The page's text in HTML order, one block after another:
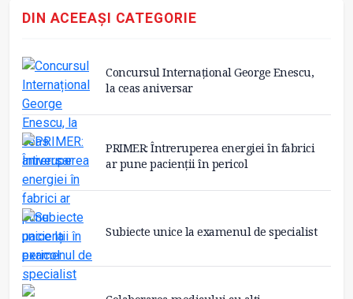
DIN ACEEAȘI CATEGORIE
Concursul Internațional George Enescu,
la ceas aniversar
PRIMER: Întreruperea energiei în fabrici
ar pune pacienții în pericol
Subiecte unice la examenul de specialist